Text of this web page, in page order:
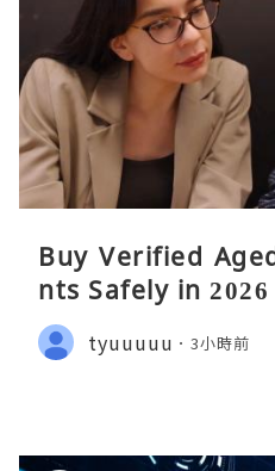
Buy Verified
nts Safely in 2026
tyuuuuu 3小時前